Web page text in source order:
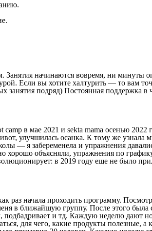
начинаются вовремя, ни минуты
Если вы хотите халтурить — то вам
занятия подряд) Постоянная поддержка
в мае 2021 и sekta mama осенью
улучшилась осанка. К тому же
— я забеременела и упражнения
хорошо объясняли, упражнения по
в 2019 году еще не было
раз начала проходить программу.
в ближайшую группу. После этого
и тд. Каждую неделю дают
для чего, какие продукты полезные,